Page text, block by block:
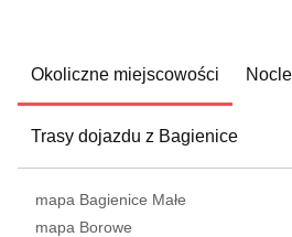
Okoliczne miejscowości
Trasy dojazdu z Bagienice
mapa Bagienice Małe
mapa Borowe